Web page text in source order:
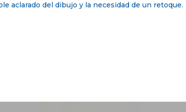
aclarado del dibujo y la necesidad de un retoque.